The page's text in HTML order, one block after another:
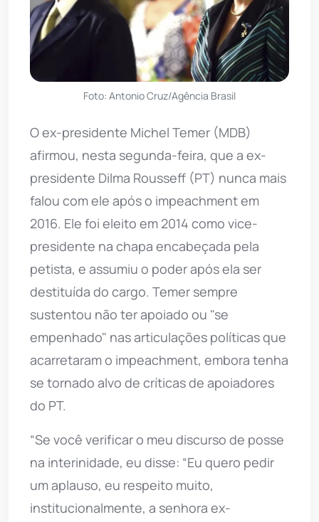
Foto: Antonio Cruz/Agência Brasil
O ex-presidente Michel Temer (MDB)
afirmou, nesta segunda-feira, que a ex-
presidente Dilma Rousseff (PT) nunca mais
falou com ele após o impeachment em
2016. Ele foi eleito em 2014 como vice-
presidente na chapa encabeçada pela
petista, e assumiu o poder após ela ser
destituída do cargo. Temer sempre
sustentou não ter apoiado ou "se
empenhado" nas articulações políticas que
acarretaram o impeachment, embora tenha
se tornado alvo de críticas de apoiadores
do PT.
“Se você verificar o meu discurso de posse
na interinidade, eu disse: “Eu quero pedir
um aplauso, eu respeito muito,
institucionalmente, a senhora ex-